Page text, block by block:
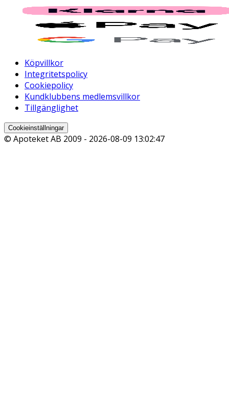
Köpvillkor
Integritetspolicy
Cookiepolicy
Kundklubbens medlemsvillkor
Tillgänglighet
Cookieinställningar
© Apoteket AB 2009 - 2026-08-09 13:02:47